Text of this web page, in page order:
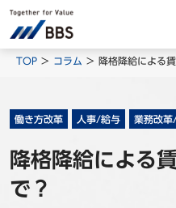
サービス/ソ
製品・ソ
TOP コラム 降格降給による
働き方改革 人事/給与 業務改革
降格降給による
で？